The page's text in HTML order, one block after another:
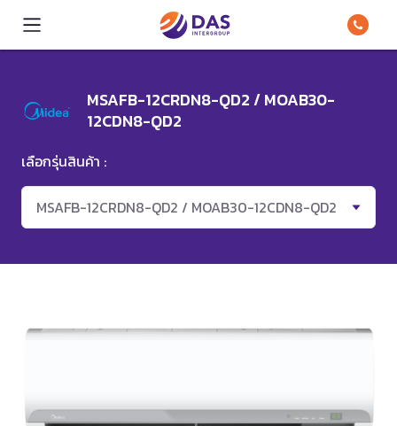
MSAFB-12CRDN8-QD2 / MOAB30-
12CDN8-QD2
เลือกรุ่นสินค้า :
MSAFB-12CRDN8-QD2 / MOAB30-12CDN8-QD2